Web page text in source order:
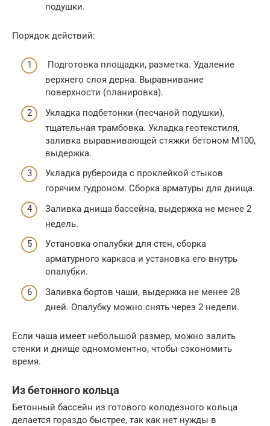
подушки.
Порядок действий:
Подготовка площадки, разметка. Удаление
верхнего слоя дерна. Выравнивание
поверхности (планировка).
Укладка подбетонки (песчаной подушки),
тщательная трамбовка. Укладка геотекстиля,
заливка выравнивающей стяжки бетоном М100,
выдержка.
Укладка рубероида с проклейкой стыков
горячим гудроном. Сборка арматуры для днища.
Заливка днища бассейна, выдержка не менее 2
недель.
Установка опалубки для стен, сборка
арматурного каркаса и установка его внутрь
опалубки.
Заливка бортов чаши, выдержка не менее 28
дней. Опалубку можно снять через 2 недели.
Если чаша имеет небольшой размер, можно залить
стенки и днище одномоментно, чтобы сэкономить
время.
Из бетонного кольца
Бетонный бассейн из готового колодезного кольца
делается гораздо быстрее, так как нет нужды в